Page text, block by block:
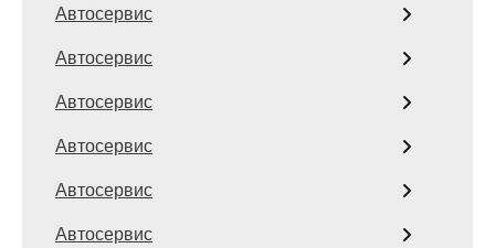
Автосервис
Автосервис
Автосервис
Автосервис
Автосервис
Автосервис